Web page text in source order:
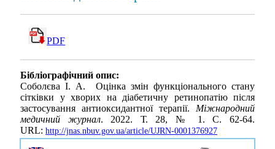
PDF
Бібліографічний опис:
Соболєва І. А. Оцінка змін функціонального стану
сітківки у хворих на діабетичну ретинопатію після
застосування антиоксидантної терапії. Міжнародний
медичний журнал. 2022. Т. 28, № 1. С. 62-64.
URL: http://jnas.nbuv.gov.ua/article/UJRN-0001376927